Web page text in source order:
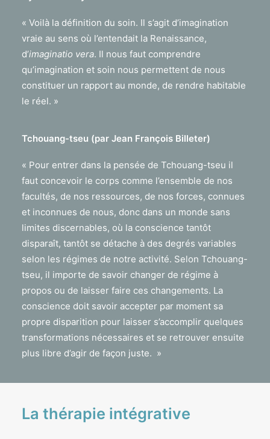
« Voilà la définition du soin. Il s’agit d’imagination
vraie au sens où l’entendait la Renaissance,
d’imaginatio vera. Il nous faut comprendre
qu’imagination et soin nous permettent de nous
constituer un rapport au monde, de rendre habitable
le réel. »
Tchouang-tseu (par Jean François Billeter)
« Pour entrer dans la pensée de Tchouang-tseu il
faut concevoir le corps comme l’ensemble de nos
facultés, de nos ressources, de nos forces, connues
et inconnues de nous, donc dans un monde sans
limites discernables, où la conscience tantôt
disparaît, tantôt se détache à des degrés variables
selon les régimes de notre activité. Selon Tchouang-
tseu, il importe de savoir changer de régime à
propos ou de laisser faire ces changements. La
conscience doit savoir accepter par moment sa
propre disparition pour laisser s’accomplir quelques
transformations nécessaires et se retrouver ensuite
plus libre d’agir de façon juste. »
La thérapie intégrative